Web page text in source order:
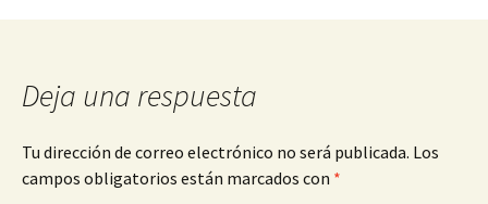
entradas
Deja una respuesta
Tu dirección de correo electrónico no será publicada. Los
campos obligatorios están marcados con *